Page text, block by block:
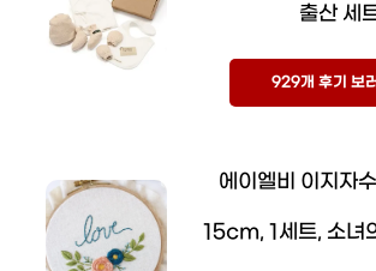
출산 세
929개 후기 보
에이엘비 이지자
15cm, 1세트, 소녀